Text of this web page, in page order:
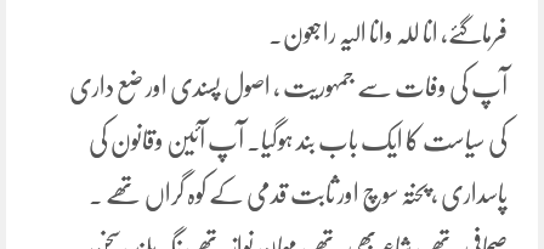
فرماگئے، انا للہ وانا الیہ راجعون۔
آپ کی وفات سے جمہوریت ، اصول پسندی اور ضع داری
کی سیاست کا ایک باب بند ہوگیا۔ آپ آئین وقانون کی
پاسداری ، پختہ سوچ اور ثابت قدمی کے کوہ گراں تھے ۔